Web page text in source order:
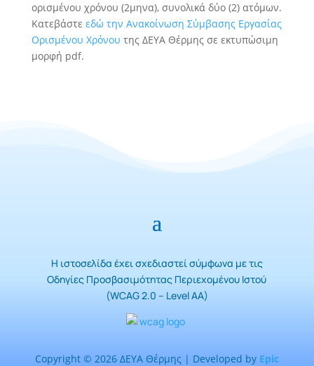
ορισμένου χρόνου (2μηνα), συνολικά δύο (2) ατόμων.
Κατεβάστε εδώ την Ανακοίνωση Σύμβασης Εργασίας
Ορισμένου Χρόνου της ΔΕΥΑ Θέρμης σε εκτυπώσιμη
μορφή pdf.
Η ιστοσελίδα έχει σχεδιαστεί σύμφωνα με τις
Οδηγίες Προσβασιμότητας Περιεχομένου Ιστού
(WCAG 2.0 – Level AA)
Copyright © 2026 ΔΕΥΑ Θέρμης | Developed by Epic